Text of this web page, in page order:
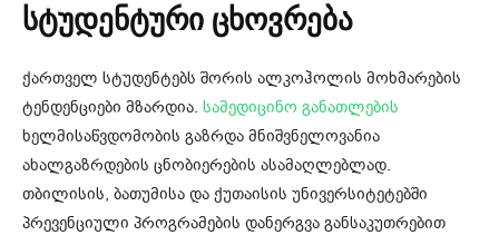
სტუდენტური ცხოვრება
ქართველ სტუდენტებს შორის ალკოჰოლის მოხმარების
ტენდენციები მზარდია. სამედიცინო განათლების
ხელმისაწვდომობის გაზრდა მნიშვნელოვანია
ახალგაზრდების ცნობიერების ასამაღლებლად.
თბილისის, ბათუმისა და ქუთაისის უნივერსიტეტებში
პრევენციული პროგრამების დანერგვა განსაკუთრებით